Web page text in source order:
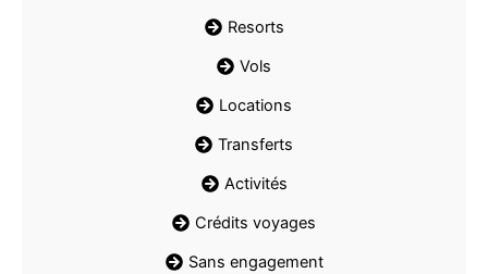
Resorts
Vols
Locations
Transferts
Activités
Crédits voyages
Sans engagement